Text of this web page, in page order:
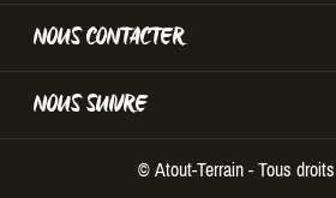
NOUS CONTACTER
NOUS SUIVRE
© Atout-Terrain - Tous